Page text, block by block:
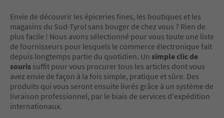
Envie de découvrir les épiceries fines, les boutiques et les
magasins du Sud-Tyrol sans bouger de chez vous ? Rien de
plus facile ! Nous avons sélectionné pour vous toute une liste
de fournisseurs pour lesquels le commerce électronique fait
depuis longtemps partie du quotidien. Un simple clic de
souris suffit pour vous procurer tous les articles dont vous
avez envie de façon à la fois simple, pratique et sûre. Des
produits qui vous seront ensuite livrés grâce à un système de
livraison professionnel, par le biais de services d'expédition
internationaux.